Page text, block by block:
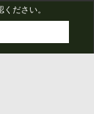
ください。